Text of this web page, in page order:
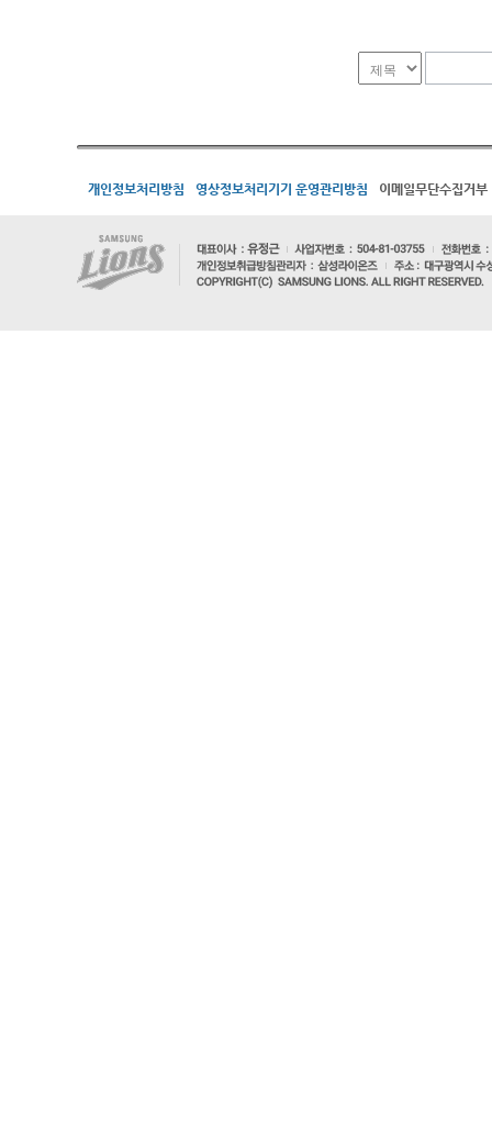
개인정보처리방침 영상정보처리기기 운영관리방침 이메일무단수집거부